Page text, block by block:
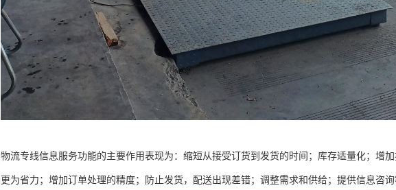
物流专线信息服务功能的主要作用表现为：缩短从接受订货到发货的时间；库存适量化；增
更为省力；增加订单处理的精度；防止发货，配送出现差错；调整需求和供给；提供信息咨询